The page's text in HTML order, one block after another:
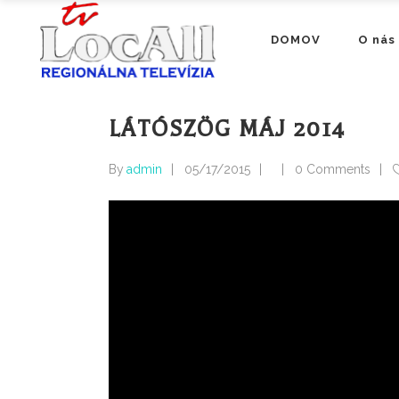
DOMOV O nás
LÁTÓSZÖG MÁJ 2014
By admin 05/17/2015 0 Comments